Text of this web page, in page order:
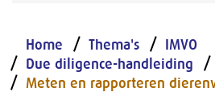
Home Thema's
IMVO
Due diligence-handleiding
Meten en rapporteren